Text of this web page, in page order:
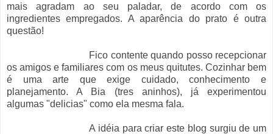
mais agradam ao seu paladar, de acordo com os
ingredientes empregados. A aparência do prato é outra
questão!
Fico contente quando posso recepcionar
os amigos e familiares com os meus quitutes. Cozinhar bem
é uma arte que exige cuidado, conhecimento e
planejamento. A Bia (tres aninhos), já experimentou
algumas "delicias" como ela mesma fala.
A idéia para criar este blog surgiu de um